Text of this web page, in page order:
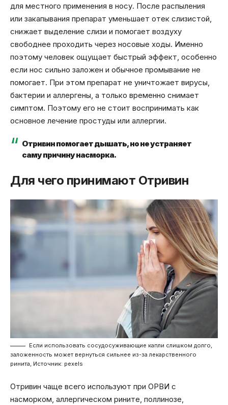
для местного применения в носу. После распыления
или закапывания препарат уменьшает отек слизистой,
снижает выделение слизи и помогает воздуху
свободнее проходить через носовые ходы. Именно
поэтому человек ощущает быстрый эффект, особенно
если нос сильно заложен и обычное промывание не
помогает. При этом препарат не уничтожает вирусы,
бактерии и аллергены, а только временно снимает
симптом. Поэтому его не стоит воспринимать как
основное лечение простуды или аллергии.
Отривин помогает дышать, но не устраняет
саму причину насморка.
Для чего принимают Отривин
Если использовать сосудосуживающие капли слишком долго,
заложенность может вернуться сильнее из-за лекарственного
ринита, Источник: pexels
Отривин чаще всего используют при ОРВИ с
насморком, аллергическом рините, поллинозе,